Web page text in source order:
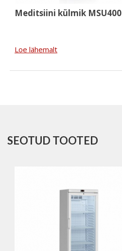
Meditsiini külmik MSU400
Loe lähemalt
SEOTUD TOOTED